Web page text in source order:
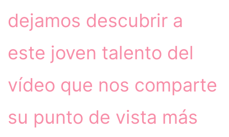
dejamos descubrir a
este joven talento del
vídeo que nos comparte
su punto de vista más